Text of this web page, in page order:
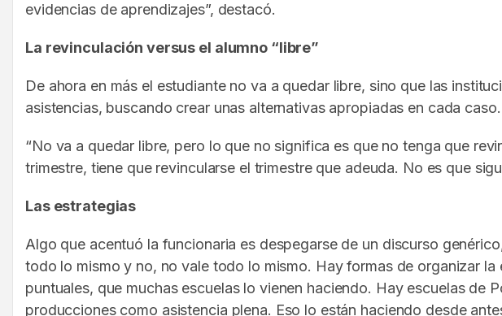
evidencias de aprendizajes”, destacó.
La revinculación versus el alumno “libre”
De ahora en más el estudiante no va a quedar libre, sino que las
asistencias, buscando crear unas alternativas apropiadas en cada caso.
“No va a quedar libre, pero lo que no significa es que no tenga que
trimestre, tiene que revincularse el trimestre que adeuda. No es que
Las estrategias
Algo que acentuó la funcionaria es despegarse de un discurso
todo lo mismo y no, no vale todo lo mismo. Hay formas de organizar
puntuales, que muchas escuelas lo vienen haciendo. Hay escuelas
producciones como asistencia plena. Eso lo están haciendo desde